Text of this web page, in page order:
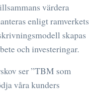
värdera
enligt ramverkets
skapas
och investeringar.
ser ”TBM som
våra kunders